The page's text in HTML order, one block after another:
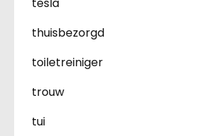
thuisbezorgd
toiletreiniger
trouw
tui